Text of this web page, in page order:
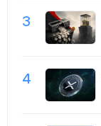
3
4